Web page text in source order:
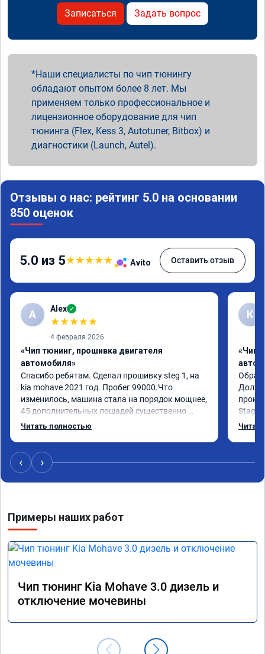
Записаться Задать вопрос
Наши специалисты по чип тюнингу
обладают опытом более 8 лет. Мы
применяем только профессиональное и
лицензионное оборудование для чип
тюнинга (Flex, Kess 3, Autotuner, Bitbox) и
диагностики (Launch, Autel).
Отзывы о нас: рейтинг 5.0 на основании
850 оценок
5.0 из 5★★★★★ Avito Оставить отзыв
A Alex ✓
★★★★★
4 февраля 2026
«Чип тюнинг, прошивка двигателя
автомобиля»
Спасибо ребятам. Сделал прошивку steg 1, на
kia mohave 2021 год. Пробег 99000.Что
изменилось, машина стала на порядок мощнее,
45 дополнительных лошадей существенно
чувствуется и соответственно крутящего
12-12.5. Коробка перестала подпинывать при
наборе скорости. Педаль газа более
отзывчевее. В целом, я очень доволен.!
Читать полностью
К
«Чип
Долго
Stage
с
‹ ›
Примеры наших работ
Чип тюнинг Kia Mohave 3.0 дизель и
отключение мочевины